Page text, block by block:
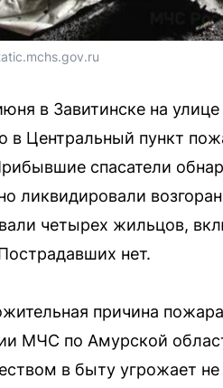
в Завитинске на
в Центральный пункт
спасатели
ликвидировали
четырех жильцов,
нет.
причина
МЧС по Амурской
в быту угрожает